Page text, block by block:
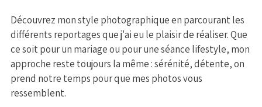
Découvrez mon style photographique en parcourant les
différents reportages que j'ai eu le plaisir de réaliser. Que
ce soit pour un mariage ou pour une séance lifestyle, mon
approche reste toujours la même : sérénité, détente, on
prend notre temps pour que mes photos vous
ressemblent.